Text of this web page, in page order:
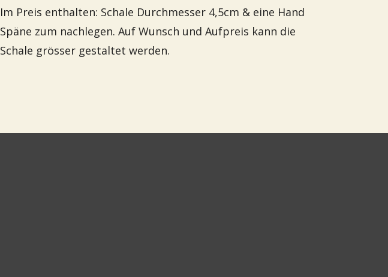
Im Preis enthalten: Schale Durchmesser 4,5cm & eine Hand
Späne zum nachlegen. Auf Wunsch und Aufpreis kann die
Schale grösser gestaltet werden.